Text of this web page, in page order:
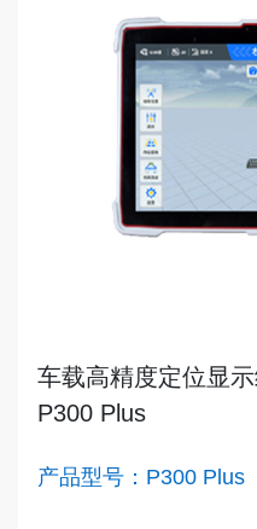
车载高精度定位显
P300 Plus
产品型号：P300 Plus